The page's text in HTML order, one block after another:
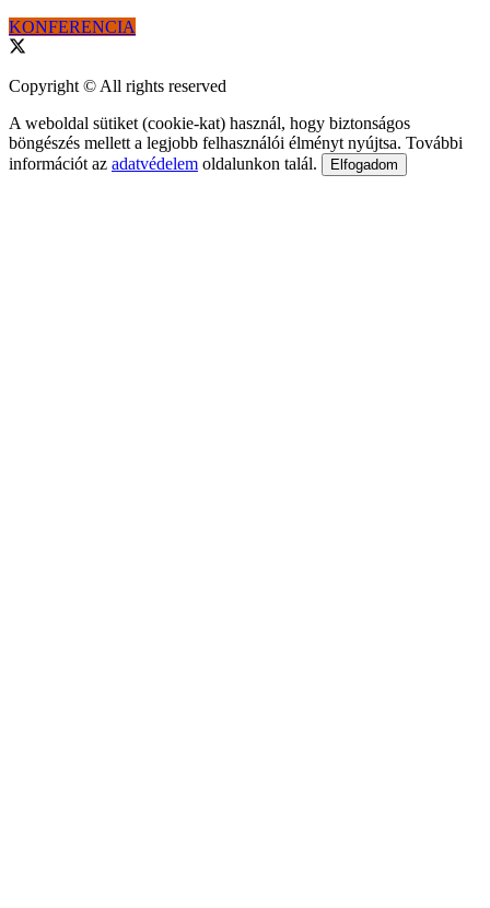
KONFERENCIA
Copyright © All rights reserved
A weboldal sütiket (cookie-kat) használ, hogy biztonságos
böngészés mellett a legjobb felhasználói élményt nyújtsa. További
információt az adatvédelem oldalunkon talál. Elfogadom